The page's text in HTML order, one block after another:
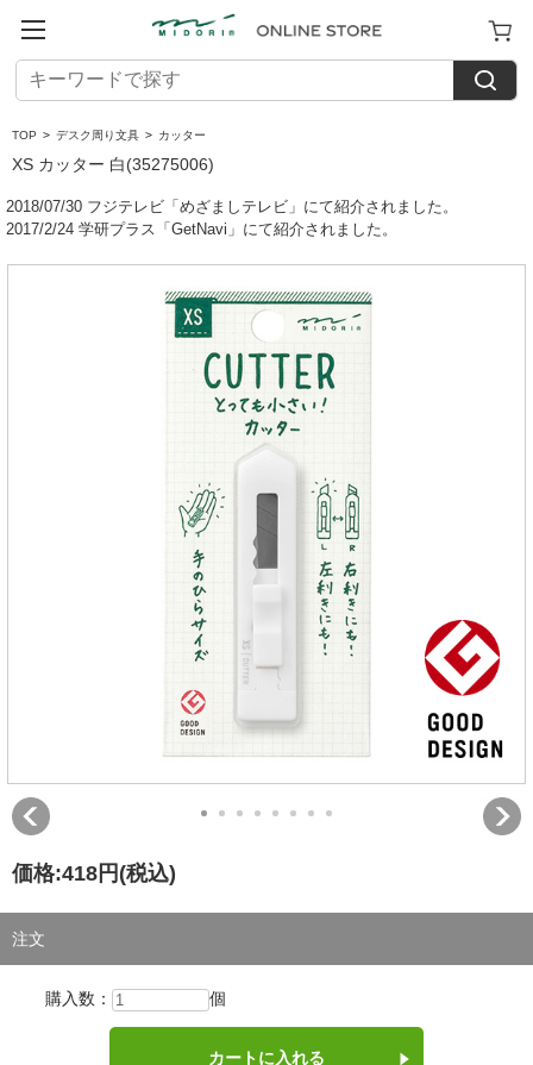
TOP > デスク周り文具 > カッター
XS カッター 白(35275006)
2018/07/30 フジテレビ「めざましテレビ」にて紹介されました。
2017/2/24 学研プラス「GetNavi」にて紹介されました。
価格:418円 (税込)
注文
購入数： 個